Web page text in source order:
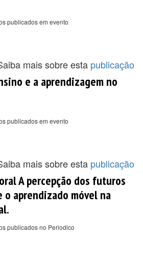
publicados em evento
mais sobre esta publicação
e a aprendizagem no
publicados em evento
mais sobre esta publicação
A percepção dos futuros
o aprendizado móvel na
publicados no Periodico